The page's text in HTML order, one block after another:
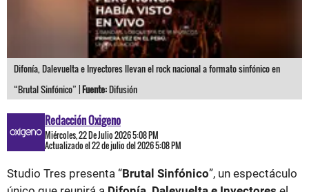
Difonía, Dalevuelta e Inyectores llevan el rock nacional a formato sinfónico en
“Brutal Sinfónico” | Fuente:
Redacción Oxigeno
Miércoles, 22 De Julio 2026 5:08 PM
Actualizado el 22 de julio del 2026 5:08 PM
Studio Tres presenta “Brutal Sinfónico ”, un espectáculo
único que reunirá a Difonía, Dalevuelta e Inyectores
el